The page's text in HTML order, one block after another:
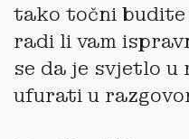
tako točni budite
radi li vam
se da je svjetlo u
ufurati u